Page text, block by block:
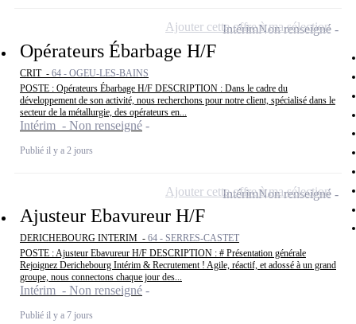
Opérateurs Ébarbage H/F
CRIT - 64 - OGEU-LES-BAINS
POSTE : Opérateurs Ébarbage H/F DESCRIPTION : Dans le cadre du
développement de son activité, nous recherchons pour notre client, spécialisé dans le
secteur de la métallurgie, des opérateurs en...
Intérim - Non renseigné
Publié il y a 2 jours
IntérimNon renseigné
Ajouter cette offre à ma sélection
Ajusteur Ebavureur H/F
DERICHEBOURG INTERIM - 64 - SERRES-CASTET
POSTE : Ajusteur Ebavureur H/F DESCRIPTION : # Présentation générale
Rejoignez Derichebourg Intérim & Recrutement ! Agile, réactif, et adossé à un grand
groupe, nous connectons chaque jour des...
Intérim - Non renseigné
Publié il y a 7 jours
IntérimNon renseigné
Ajouter cette offre à ma sélection